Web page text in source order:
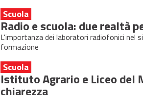
Scuola
Radio e scuola: due realtà
L'importanza dei laboratori radiofonici nel
formazione
Scuola
Istituto Agrario e Liceo del
chiarezza